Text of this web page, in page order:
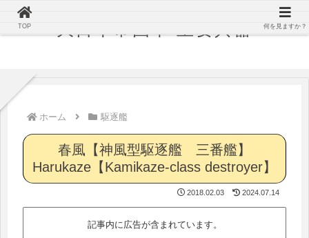
ホーム 駆逐艦
春風【神風型駆逐艦 三番艦】
Harukaze【Kamikaze-class destroyer】
2018.02.03 2024.07.14
記事内に広告が含まれています。
TOP 何を見ますか？